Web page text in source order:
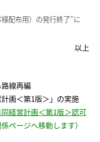
配布用）の発行終了”に
以上
線再編
画＜第1版＞」の実施
経営計画＜第1版＞認可
ページへ移動します）